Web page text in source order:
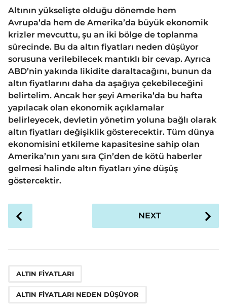
Altının yükselişte olduğu dönemde hem
Avrupa’da hem de Amerika’da büyük ekonomik
krizler mevcuttu, şu an iki bölge de toplanma
sürecinde. Bu da altın fiyatları neden düşüyor
sorusuna verilebilecek mantıklı bir cevap. Ayrıca
ABD’nin yakında likidite daraltacağını, bunun da
altın fiyatlarını daha da aşağıya çekebileceğini
belirtelim. Ancak her şeyi Amerika’da bu hafta
yapılacak olan ekonomik açıklamalar
belirleyecek, devletin yönetim yoluna bağlı olarak
altın fiyatları değişiklik gösterecektir. Tüm dünya
ekonomisini etkileme kapasitesine sahip olan
Amerika’nın yanı sıra Çin’den de kötü haberler
gelmesi halinde altın fiyatları yine düşüş
göstercektir.
NEXT
ALTIN FIYATLARI
ALTIN FIYATLARI NEDEN DÜŞÜYOR